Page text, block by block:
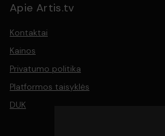
Apie Artis.tv
Kontaktai
Kainos
Privatumo politika
Platformos taisyklės
DUK